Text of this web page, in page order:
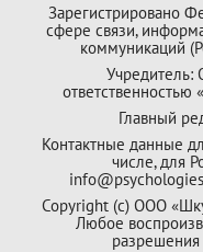
Зарегистрировано
сфере связи,
коммуникаций
Учредитель:
Главный
Контактные данные
числе, для
Copyright (с) ООО
Любое